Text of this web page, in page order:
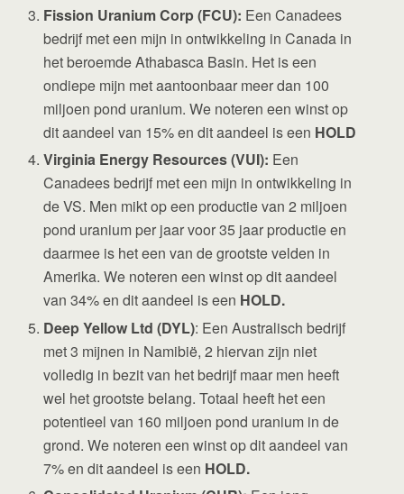
Fission Uranium Corp (FCU): Een Canadees
bedrijf met een mijn in ontwikkeling in Canada in
het beroemde Athabasca Basin. Het is een
ondiepe mijn met aantoonbaar meer dan 100
miljoen pond uranium. We noteren een winst op
dit aandeel van 15% en dit aandeel is een HOLD
Virginia Energy Resources (VUI): Een
Canadees bedrijf met een mijn in ontwikkeling in
de VS. Men mikt op een productie van 2 miljoen
pond uranium per jaar voor 35 jaar productie en
daarmee is het een van de grootste velden in
Amerika. We noteren een winst op dit aandeel
van 34% en dit aandeel is een HOLD.
Deep Yellow Ltd (DYL): Een Australisch bedrijf
met 3 mijnen in Namibië, 2 hiervan zijn niet
volledig in bezit van het bedrijf maar men heeft
wel het grootste belang. Totaal heeft het een
potentieel van 160 miljoen pond uranium in de
grond. We noteren een winst op dit aandeel van
7% en dit aandeel is een HOLD.